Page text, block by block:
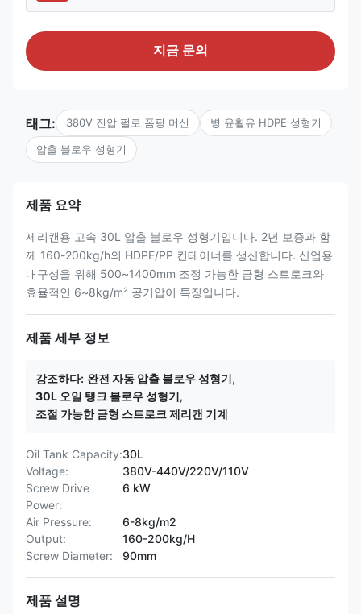
지금 문의
태그: 380V 진압 펄로 폼핑 머신 병 윤활유 HDPE 성형기
압출 블로우 성형기
제품 요약
제리캔용 고속 30L 압출 블로우 성형기입니다. 2년 보증과 함
께 160-200kg/h의 HDPE/PP 컨테이너를 생산합니다. 산업용
내구성을 위해 500~1400mm 조정 가능한 금형 스트로크와
효율적인 6~8kg/m² 공기압이 특징입니다.
제품 세부 정보
강조하다: 완전 자동 압출 블로우 성형기,
30L 오일 탱크 블로우 성형기,
조절 가능한 금형 스트로크 제리캔 기계
Oil Tank Capacity:30L
Voltage:
380V-440V/220V/110V
Screw Drive
Power:
6 kW
Air Pressure:
6-8kg/m2
Output:
160-200kg/H
Screw Diameter:
90mm
제품 설명